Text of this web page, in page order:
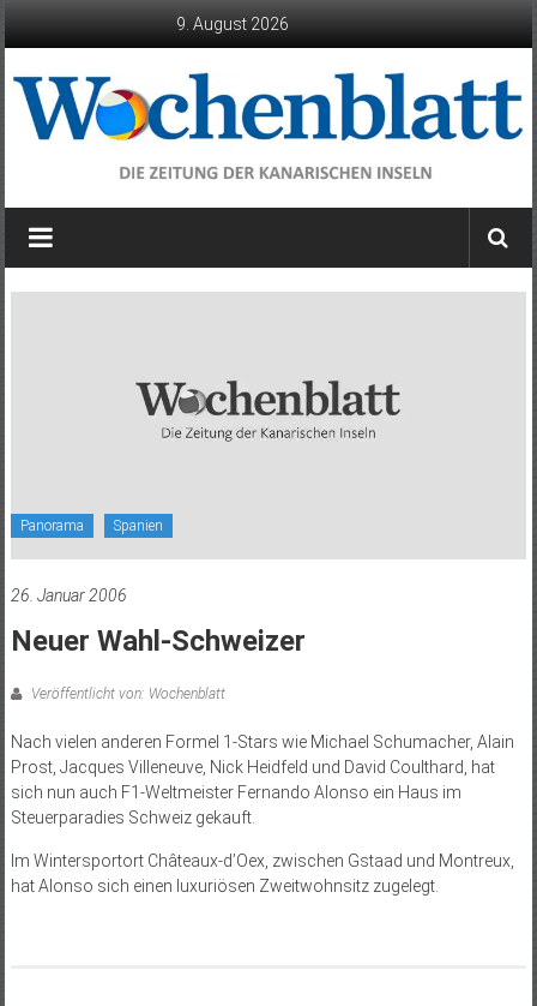
9. August 2026
Wochenblatt
die
Panorama Spanien
26. Januar 2006
Neuer Wahl-Schweizer
Veröffentlicht von: Wochenblatt
Nach vielen anderen Formel 1-Stars wie Michael Schumacher, Alain
Prost, Jacques Villeneuve, Nick Heidfeld und David Coulthard, hat
sich nun auch F1-Weltmeister Fernando Alonso ein Haus im
Steuerparadies Schweiz gekauft.
Im Wintersportort Châteaux-d’Oex, zwischen Gstaad und Montreux,
hat Alonso sich einen luxuriösen Zweitwohnsitz zugelegt.